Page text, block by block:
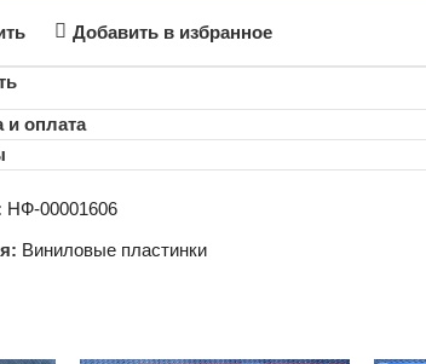
Добавить в избранное
и оплата
НФ-00001606
Виниловые пластинки